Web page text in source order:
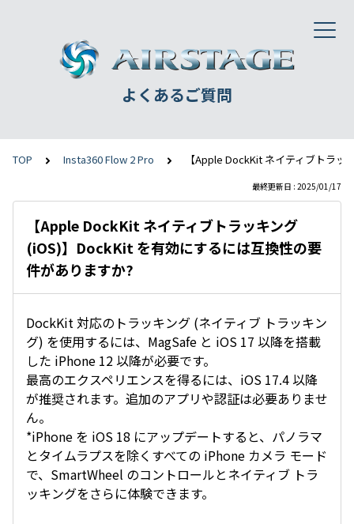
よくあるご質問
TOP Insta360 Flow 2 Pro 【Apple DockKit ネイティブトラ
最終更新日 : 2025/01/17
【Apple DockKit ネイティブトラッキング
(iOS)】DockKit を有効にするには互換性の要
件がありますか?
DockKit 対応のトラッキング (ネイティブ トラッキン
グ) を使用するには、MagSafe と iOS 17 以降を搭載
した iPhone 12 以降が必要です。
最高のエクスペリエンスを得るには、iOS 17.4 以降
が推奨されます。追加のアプリや認証は必要ありませ
ん。
*iPhone を iOS 18 にアップデートすると、パノラマ
とタイムラプスを除くすべての iPhone カメラ モード
で、SmartWheel のコントロールとネイティブ トラ
ッキングをさらに体験できます。